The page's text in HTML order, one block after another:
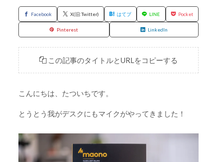
Facebook X(旧:Twitter) はてブ LINE Pocket
Pinterest LinkedIn
この記事のタイトルとURLをコピーする
こんにちは、たついちです。
とうとう我がデスクにもマイクがやってきました！